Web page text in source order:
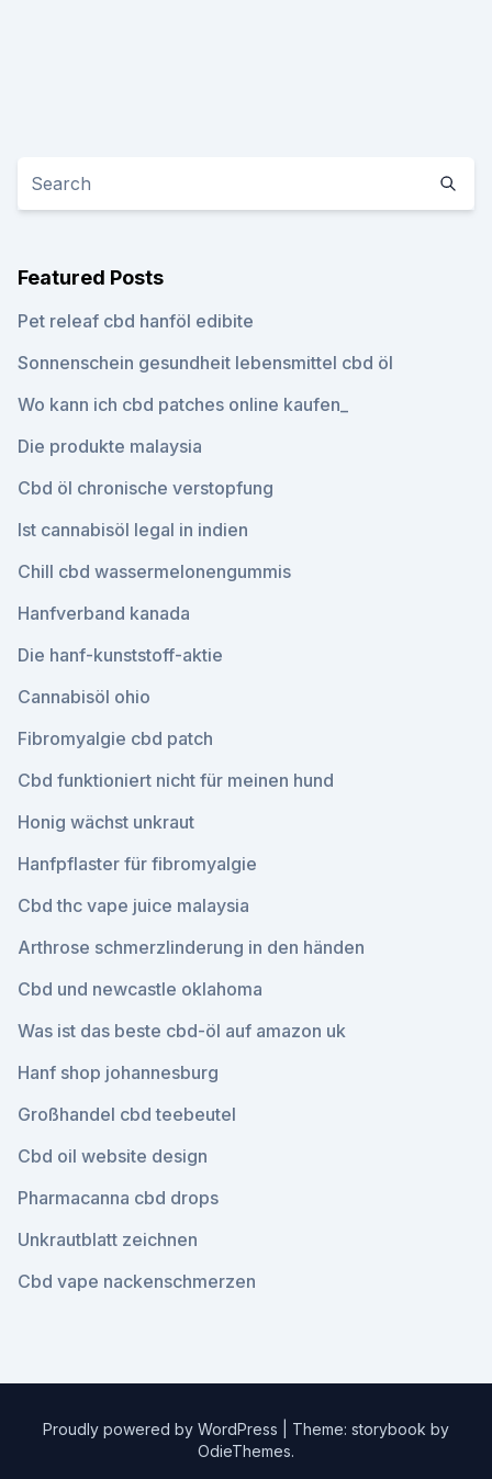
Featured Posts
Pet releaf cbd hanföl edibite
Sonnenschein gesundheit lebensmittel cbd öl
Wo kann ich cbd patches online kaufen_
Die produkte malaysia
Cbd öl chronische verstopfung
Ist cannabisöl legal in indien
Chill cbd wassermelonengummis
Hanfverband kanada
Die hanf-kunststoff-aktie
Cannabisöl ohio
Fibromyalgie cbd patch
Cbd funktioniert nicht für meinen hund
Honig wächst unkraut
Hanfpflaster für fibromyalgie
Cbd thc vape juice malaysia
Arthrose schmerzlinderung in den händen
Cbd und newcastle oklahoma
Was ist das beste cbd-öl auf amazon uk
Hanf shop johannesburg
Großhandel cbd teebeutel
Cbd oil website design
Pharmacanna cbd drops
Unkrautblatt zeichnen
Cbd vape nackenschmerzen
Proudly powered by WordPress
Theme: storybook by
OdieThemes.